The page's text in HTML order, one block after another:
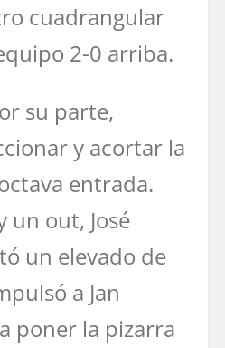
cuadrangular
2-0 arriba.
su parte,
y acortar la
entrada.
un out, José
un elevado de
a Jan
poner la pizarra